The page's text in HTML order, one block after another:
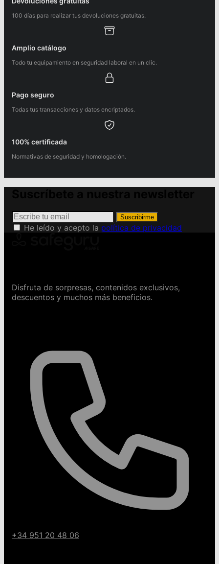
100 días para realizar tus devoluciones gratuitas.
Amplio catálogo
Todo tu equipamiento en seguridad laboral en un clic.
Pago seguro
Todas tus transacciones y datos encriptados.
100% certificada
Normativas de seguridad y homologación.
Suscribirme
He leído y acepto la política de privacidad
Disfruta de sorpresas, contenidos exclusivos,
descuentos y muchos más beneficios.
+34 951 20 48 06